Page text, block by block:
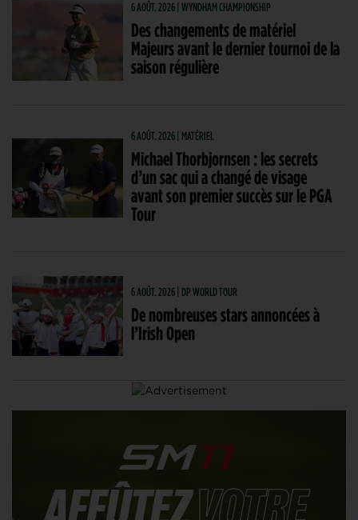
6 AOÛT. 2026 | WYNDHAM CHAMPIONSHIP
Des changements de matériel
Majeurs avant le dernier tournoi de la
saison régulière
6 AOÛT. 2026 | MATÉRIEL
Michael Thorbjornsen : les secrets
d’un sac qui a changé de visage
avant son premier succès sur le PGA
Tour
6 AOÛT. 2026 | DP WORLD TOUR
De nombreuses stars annoncées à
l’Irish Open